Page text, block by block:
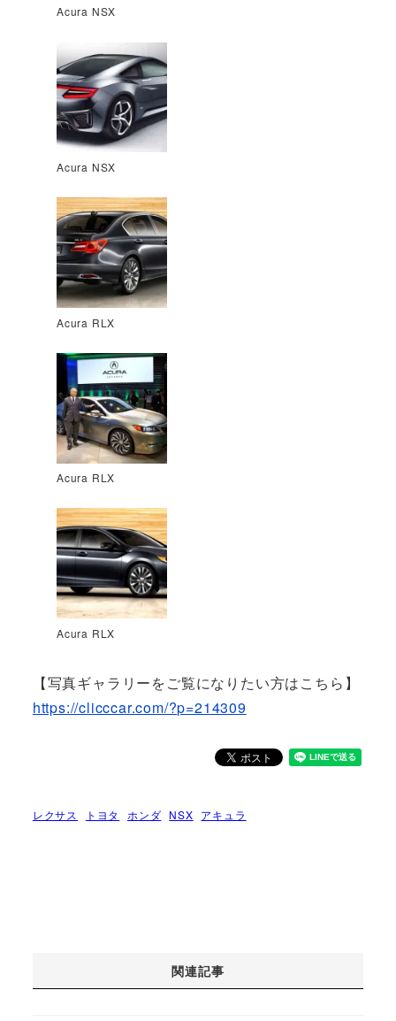
Acura NSX
Acura NSX
Acura RLX
Acura RLX
Acura RLX
【写真ギャラリーをご覧になりたい方はこちら】
https://clicccar.com/?p=214309
レクサス トヨタ ホンダ NSX アキュラ
関連記事